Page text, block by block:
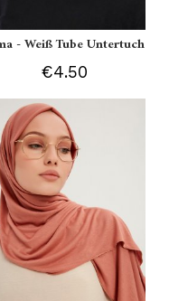
- Weiß Tube Untertuch
€4.50